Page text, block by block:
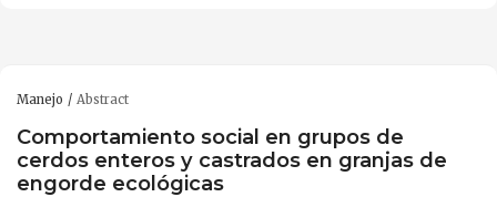
Manejo Abstract
Comportamiento social en grupos de
cerdos enteros y castrados en granjas de
engorde ecológicas